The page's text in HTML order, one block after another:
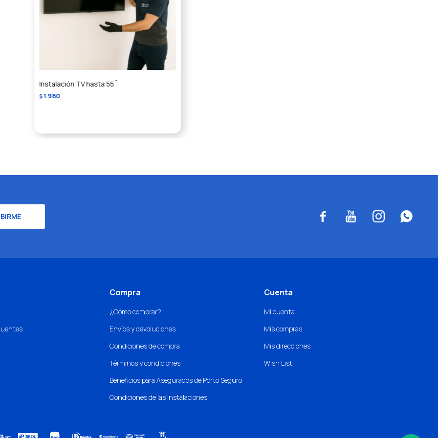
Instalación TV hasta 55¨
$1.980
   
Compra
¿Cómo comprar?
Envíos y devoluciones
Condiciones de compra
Términos y condiciones
Beneficios para Asegurados de Porto Seguro
Condiciones de las Instalaciones
Cuenta
Mi cuenta
Mis compras
Mis direcciones
Wish List